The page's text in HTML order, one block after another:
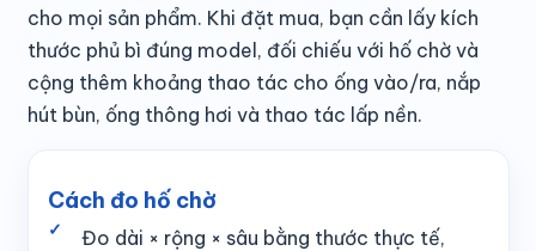
cho mọi sản phẩm. Khi đặt mua, bạn cần lấy kích
thước phủ bì đúng model, đối chiếu với hố chờ và
cộng thêm khoảng thao tác cho ống vào/ra, nắp
hút bùn, ống thông hơi và thao tác lấp nền.
Cách đo hố chờ
Đo dài × rộng × sâu bằng thước thực tế,